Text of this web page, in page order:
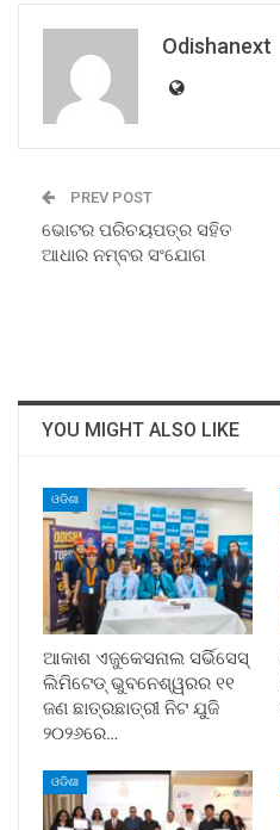
Odishanext
PREV POST
ଭୋଟର ପରିଚୟପତ୍ର ସହିତ
ଆଧାର ନମ୍ବର ସଂଯୋଗ
YOU MIGHT ALSO LIKE
ଓଡିଶା
ଆକାଶ ଏଜୁକେସନାଲ ସର୍ଭିସେସ୍
ଲିମିଟେଡ୍ ଭୁବନେଶ୍ୱରର ୧୧
ଜଣ ଛାତ୍ରଛାତ୍ରୀ ନିଟ ଯୁଜି
୨୦୨୬ରେ…
ଓଡିଶା